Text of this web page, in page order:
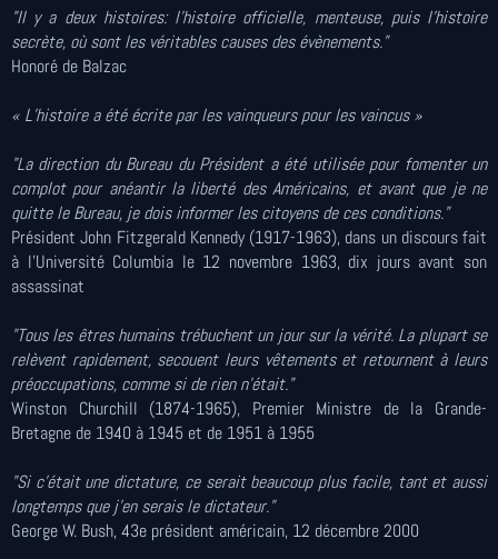
"Il y a deux histoires: l'histoire officielle, menteuse, puis l'histoire
secrète, où sont les véritables causes des évènements."
Honoré de Balzac
« L’histoire a été écrite par les vainqueurs pour les vaincus »
"La direction du Bureau du Président a été utilisée pour fomenter un
complot pour anéantir la liberté des Américains, et avant que je ne
quitte le Bureau, je dois informer les citoyens de ces conditions."
Président John Fitzgerald Kennedy (1917-1963), dans un discours fait
à l'Université Columbia le 12 novembre 1963, dix jours avant son
assassinat
"Tous les êtres humains trébuchent un jour sur la vérité. La plupart se
relèvent rapidement, secouent leurs vêtements et retournent à leurs
préoccupations, comme si de rien n'était."
Winston Churchill (1874-1965), Premier Ministre de la Grande-
Bretagne de 1940 à 1945 et de 1951 à 1955
"Si c'était une dictature, ce serait beaucoup plus facile, tant et aussi
longtemps que j'en serais le dictateur."
George W. Bush, 43e président américain, 12 décembre 2000